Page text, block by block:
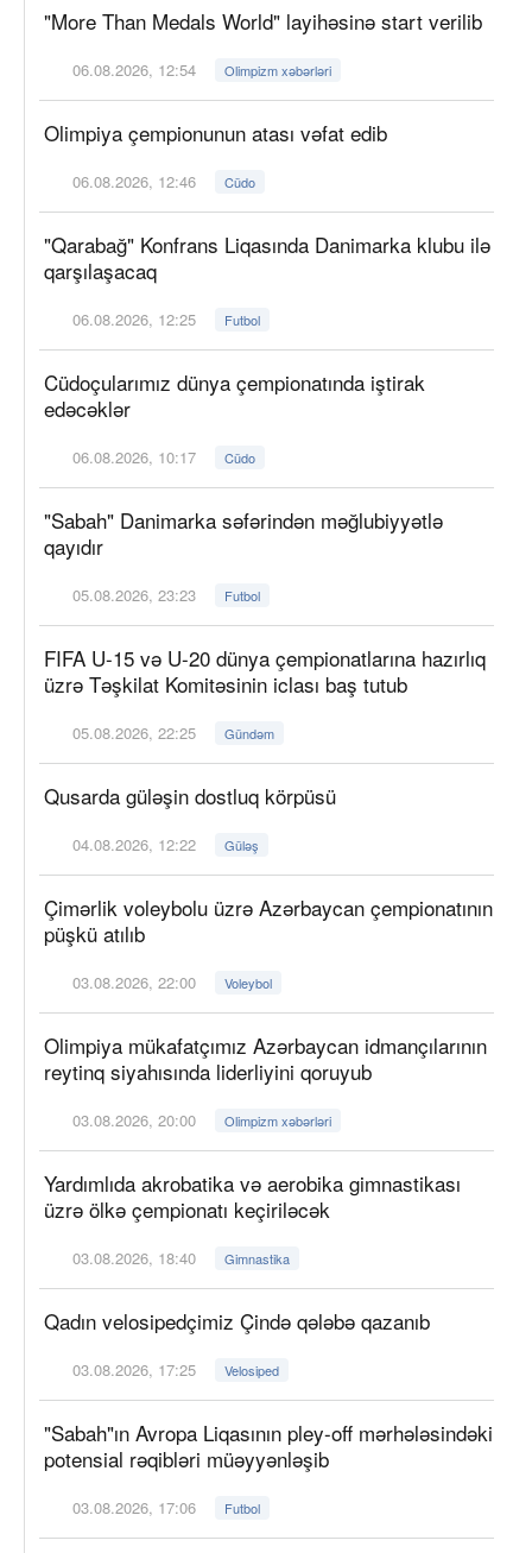
"More Than Medals World" layihəsinə start verilib
06.08.2026, 12:54 Olimpizm xəbərləri
Olimpiya çempionunun atası vəfat edib
06.08.2026, 12:46 Cüdo
"Qarabağ" Konfrans Liqasında Danimarka klubu ilə
qarşılaşacaq
06.08.2026, 12:25 Futbol
Cüdoçularımız dünya çempionatında iştirak
edəcəklər
06.08.2026, 10:17 Cüdo
"Sabah" Danimarka səfərindən məğlubiyyətlə
qayıdır
05.08.2026, 23:23 Futbol
FIFA U-15 və U-20 dünya çempionatlarına hazırlıq
üzrə Təşkilat Komitəsinin iclası baş tutub
05.08.2026, 22:25 Gündəm
Qusarda güləşin dostluq körpüsü
04.08.2026, 12:22 Güləş
Çimərlik voleybolu üzrə Azərbaycan çempionatının
püşkü atılıb
03.08.2026, 22:00 Voleybol
Olimpiya mükafatçımız Azərbaycan idmançılarının
reytinq siyahısında liderliyini qoruyub
03.08.2026, 20:00 Olimpizm xəbərləri
Yardımlıda akrobatika və aerobika gimnastikası
üzrə ölkə çempionatı keçiriləcək
03.08.2026, 18:40 Gimnastika
Qadın velosipedçimiz Çində qələbə qazanıb
03.08.2026, 17:25 Velosiped
"Sabah"ın Avropa Liqasının pley-off mərhələsindəki
potensial rəqibləri müəyyənləşib
03.08.2026, 17:06 Futbol